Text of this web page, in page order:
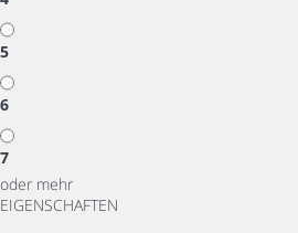
5
6
7
oder mehr
EIGENSCHAFTEN